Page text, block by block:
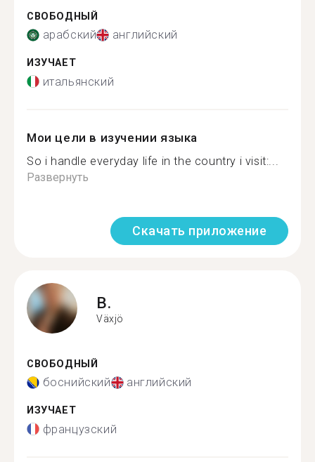
СВОБОДНЫЙ
арабский английский
ИЗУЧАЕТ
итальянский
Мои цели в изучении языка
So i handle everyday life in the country i visit:...
Развернуть
Скачать приложение
B.
Växjö
СВОБОДНЫЙ
боснийский английский
ИЗУЧАЕТ
французский